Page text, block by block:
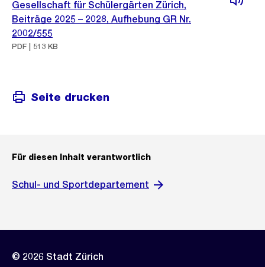
Gesellschaft für Schülergärten Zürich,
Beiträge 2025 – 2028, Aufhebung GR Nr.
2002/555
PDF | 513 KB
Seite drucken
Für diesen Inhalt verantwortlich
Schul- und Sportdepartement
© 2026 Stadt Zürich